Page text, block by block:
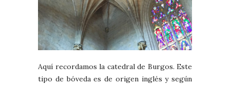
Aquí recordamos la catedral de Burgos. Este
tipo de bóveda es de origen inglés y según